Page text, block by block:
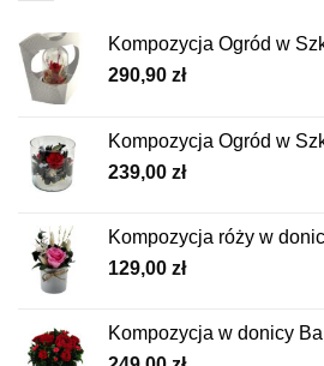
Kompozycja Ogród w
290,90 zł
Kompozycja Ogród w
239,00 zł
Kompozycja róży w
129,00 zł
Kompozycja w donicy